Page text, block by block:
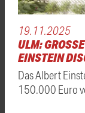
19.11.2025
ULM:
INSTEIN
Das Albert
150.000 Euro